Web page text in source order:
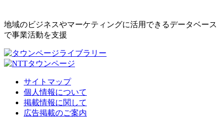
地域のビジネスやマーケティングに活用できるデータベース
で事業活動を支援
サイトマップ
個人情報について
掲載情報に関して
広告掲載のご案内